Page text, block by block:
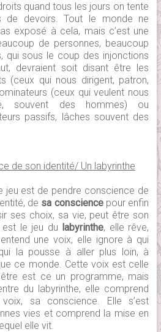
quand tous les jours on tente
de devoirs. Tout le monde ne
exposé à cela, mais c’est une
de personnes, beaucoup
qui sous le coup des injonctions
devraient soit disant être les
(ceux qui nous dirigent, patron,
(ceux qui veulent nous
souvent des hommes) ou
passifs, lâches souvent des
de son identité/ Un labyrinthe
jeu est de pendre conscience de
de sa consciencepour enfin
ses choix, sa vie, peut être son
le jeu du labyrinthe, elle rêve,
une voix, elle ignore à qui
la pousse à aller plus loin, à
ce monde. Cette voix est celle
est ce un programme, mais
du labyrinthe, elle comprend
sa conscience. Elle s’est
vies et comprend la mise en
elle vit.